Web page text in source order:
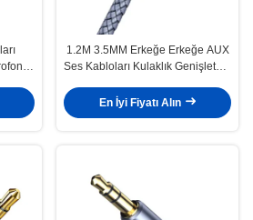
1.2M 3.5MM Erkeğe Erkeğe AUX
Ses Kabloları Kulaklık Genişletme
En İyi Fiyatı Alın